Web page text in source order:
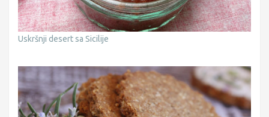
Uskršnji desert sa Sicilije